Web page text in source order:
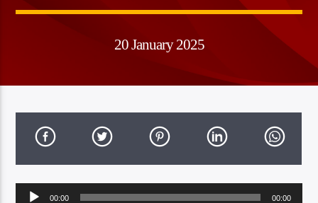
LAURENT CAVALIE
Manhagueta
20 January 2025
Lecteur
00:00 00:00